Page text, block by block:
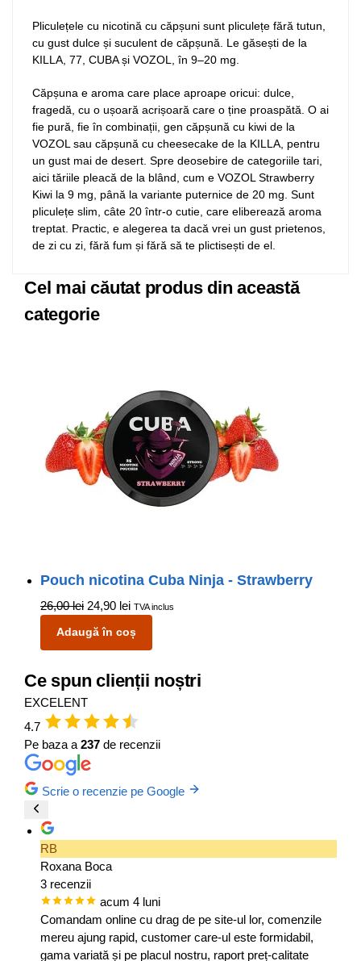
Pliculețele cu nicotină cu căpșuni sunt pliculețe fără tutun,
cu gust dulce și suculent de căpșună. Le găsești de la
KILLA, 77, CUBA și VOZOL, în 9–20 mg.
Căpșuna e aroma care place aproape oricui: dulce,
fragedă, cu o ușoară acrișoară care o ține proaspătă. O ai
fie pură, fie în combinații, gen căpșună cu kiwi de la
VOZOL sau căpșună cu cheesecake de la KILLA, pentru
un gust mai de desert. Spre deosebire de categoriile tari,
aici tăriile pleacă de la blând, cum e VOZOL Strawberry
Kiwi la 9 mg, până la variante puternice de 20 mg. Sunt
pliculețe slim, câte 20 într-o cutie, care eliberează aroma
treptat. Practic, e alegerea ta dacă vrei un gust prietenos,
de zi cu zi, fără fum și fără să te plictisești de el.
Cel mai căutat produs din această
categorie
Pouch nicotina Cuba Ninja - Strawberry
26,00lei 24,90 lei TVA inclus
Adaugă în coș
Ce spun clienții noștri
EXCELENT
4.7
Pe baza a 237 de recenzii
Scrie o recenzie pe Google
RB
Roxana Boca
3 recenzii
acum 4 luni
Comandam online cu drag de pe site-ul lor, comenzile
mereu ajung rapid, customer care-ul este formidabil,
gama variată și pe placul nostru, raport preț-calitate